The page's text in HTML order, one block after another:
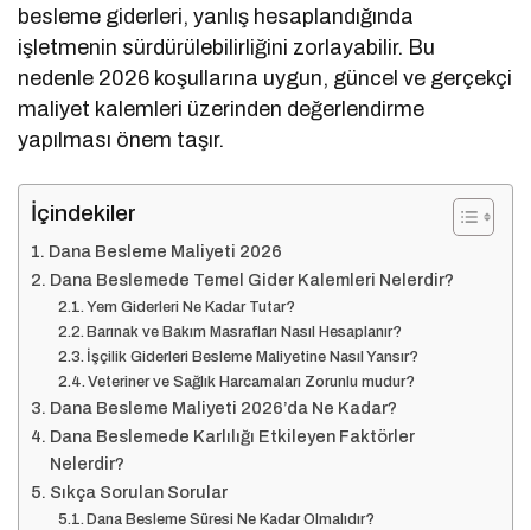
besleme giderleri, yanlış hesaplandığında
işletmenin sürdürülebilirliğini zorlayabilir. Bu
nedenle 2026 koşullarına uygun, güncel ve gerçekçi
maliyet kalemleri üzerinden değerlendirme
yapılması önem taşır.
İçindekiler
Dana Besleme Maliyeti 2026
Dana Beslemede Temel Gider Kalemleri Nelerdir?
Yem Giderleri Ne Kadar Tutar?
Barınak ve Bakım Masrafları Nasıl Hesaplanır?
İşçilik Giderleri Besleme Maliyetine Nasıl Yansır?
Veteriner ve Sağlık Harcamaları Zorunlu mudur?
Dana Besleme Maliyeti 2026’da Ne Kadar?
Dana Beslemede Karlılığı Etkileyen Faktörler
Nelerdir?
Sıkça Sorulan Sorular
Dana Besleme Süresi Ne Kadar Olmalıdır?